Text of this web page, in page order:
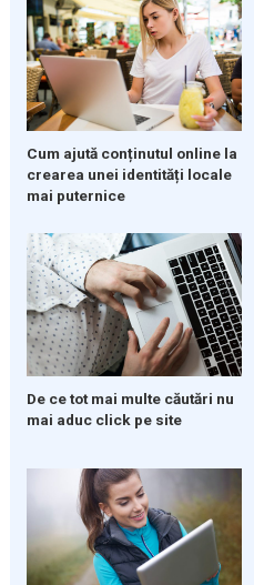
Cum ajută conținutul online la
crearea unei identități locale
mai puternice
De ce tot mai multe căutări nu
mai aduc click pe site